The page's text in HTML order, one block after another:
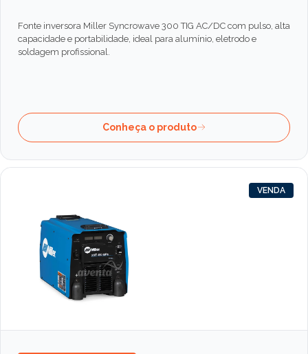
Fonte inversora Miller Syncrowave 300 TIG AC/DC com pulso, alta
capacidade e portabilidade, ideal para alumínio, eletrodo e
soldagem profissional.
Conheça o produto
VENDA